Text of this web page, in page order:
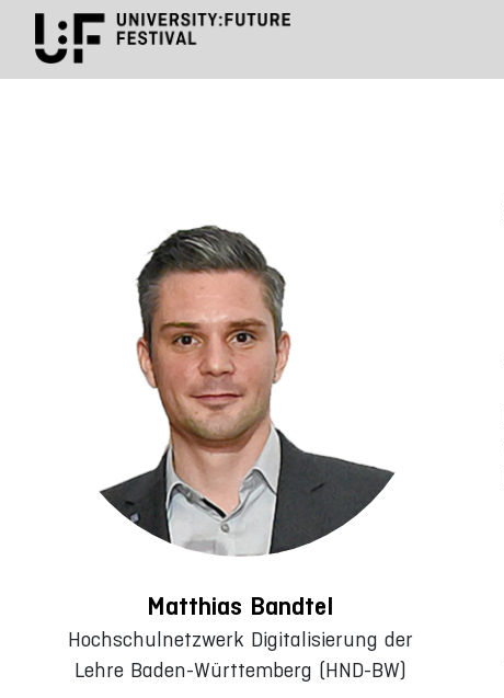
Matthias Bandtel
Hochschulnetzwerk Digitalisierung der
Lehre Baden-Württemberg (HND-BW)